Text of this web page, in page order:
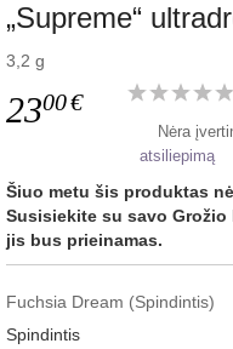
„Supreme“
3,2 g
2300€
Nėra
atsiliepimą
Šiuo metu šis produktas
Susisiekite su savo
jis bus prieinamas.
Fuchsia Dream (Spindintis)
Spindintis